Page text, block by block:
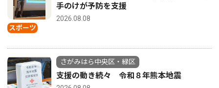
スポーツ
手のけが予防を支援
2026.08.08
さがみはら中央区・緑区
支援の動き続々 令和８年熊本地震